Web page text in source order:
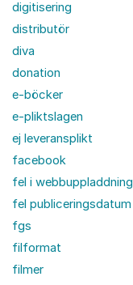
digitisering
distributör
diva
donation
e-böcker
e-pliktslagen
ej leveransplikt
facebook
fel i webbuppladdning
fel publiceringsdatum
fgs
filformat
filmer